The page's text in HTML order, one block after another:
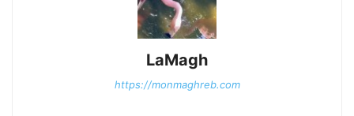
LaMagh
https://monmaghreb.com